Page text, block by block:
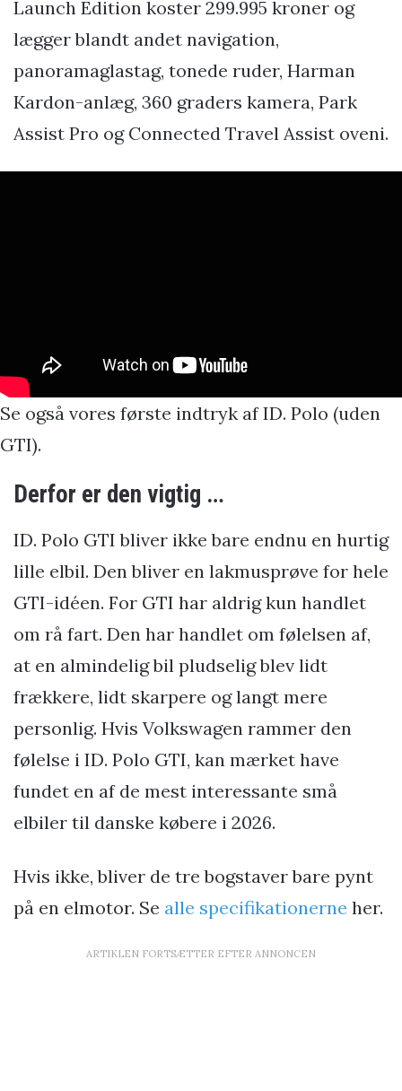
Launch Edition koster 299.995 kroner og
lægger blandt andet navigation,
panoramaglastag, tonede ruder, Harman
Kardon-anlæg, 360 graders kamera, Park
Assist Pro og Connected Travel Assist oveni.
Se også vores første indtryk af ID. Polo (uden
GTI).
Derfor er den vigtig …
ID. Polo GTI bliver ikke bare endnu en hurtig
lille elbil. Den bliver en lakmusprøve for hele
GTI-idéen. For GTI har aldrig kun handlet
om rå fart. Den har handlet om følelsen af,
at en almindelig bil pludselig blev lidt
frækkere, lidt skarpere og langt mere
personlig. Hvis Volkswagen rammer den
følelse i ID. Polo GTI, kan mærket have
fundet en af de mest interessante små
elbiler til danske købere i 2026.
Hvis ikke, bliver de tre bogstaver bare pynt
på en elmotor. Se alle specifikationerne her.
ARTIKLEN FORTSÆTTER EFTER ANNONCEN